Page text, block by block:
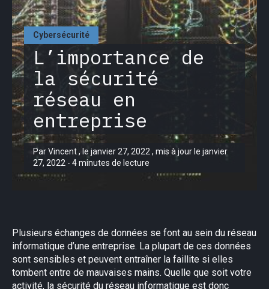
Cybersécurité
L’importance de
la sécurité
réseau en
entreprise
Par Vincent , le janvier 27, 2022 , mis à jour le janvier
27, 2022 - 4 minutes de lecture
Plusieurs échanges de données se font au sein du réseau
informatique d’une entreprise. La plupart de ces données
sont sensibles et peuvent entraîner la faillite si elles
tombent entre de mauvaises mains. Quelle que soit votre
activité, la sécurité du réseau informatique est donc